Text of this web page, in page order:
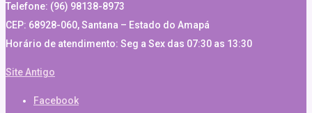
Telefone: (96) 98138-8973
CEP: 68928-060, Santana – Estado do Amapá
Horário de atendimento: Seg a Sex das 07:30 as 13:30
Site Antigo
Facebook